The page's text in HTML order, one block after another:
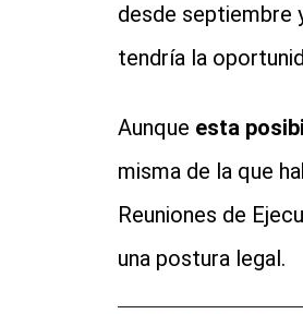
desde septiembre
tendría la
Aunque esta
misma de la que
Reuniones de
una postura legal.